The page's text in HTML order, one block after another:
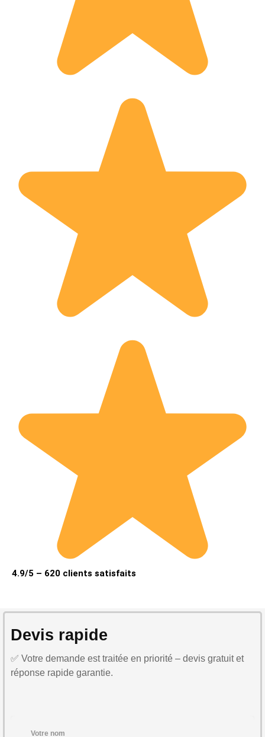
4.9/5 – 620 clients satisfaits
Devis rapide
✅ Votre demande est traitée en priorité – devis gratuit et
réponse rapide garantie.
Votre nom